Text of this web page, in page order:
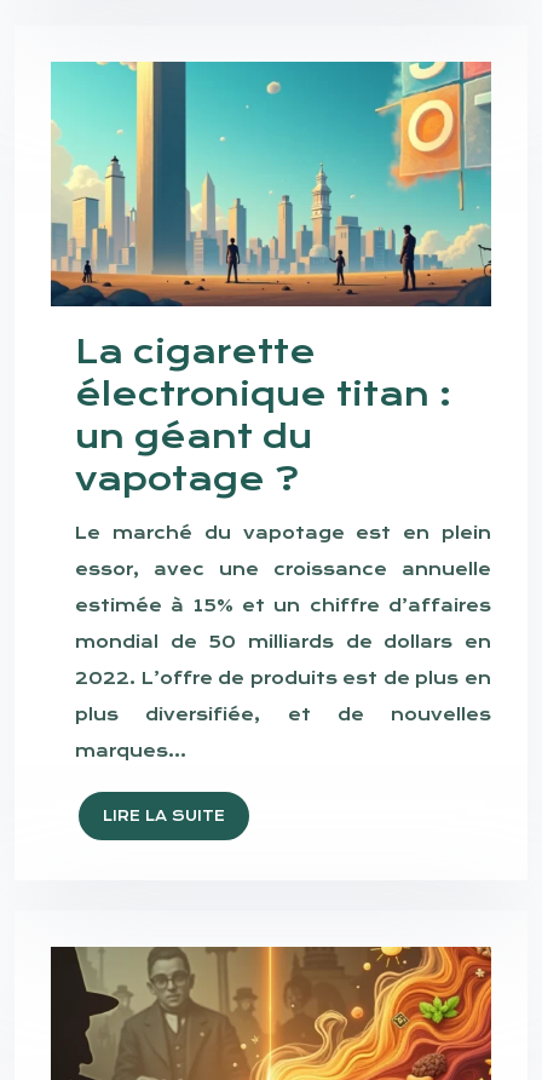
La cigarette
électronique titan :
un géant du
vapotage ?
Le marché du vapotage est en plein
essor, avec une croissance annuelle
estimée à 15% et un chiffre d’affaires
mondial de 50 milliards de dollars en
2022. L’offre de produits est de plus en
plus diversifiée, et de nouvelles
marques…
LIRE LA SUITE